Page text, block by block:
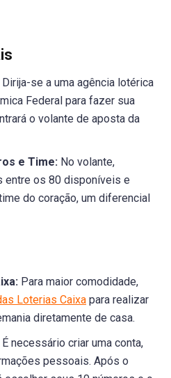
Dirija-se a uma agência lotérica
Federal para fazer sua
o volante de aposta da
e Time: No volante,
entre os 80 disponíveis e
do coração, um diferencial
Para maior comodidade,
Loterias Caixa para realizar
diretamente de casa.
É necessário criar uma conta,
pessoais. Após o